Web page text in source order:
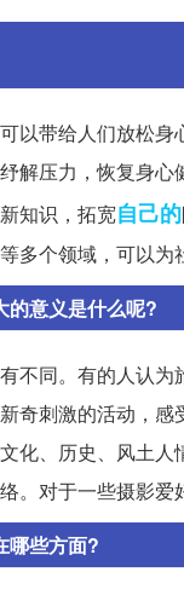
以带给人们放松
解压力，恢复身
知识，拓宽自己的
多个领域，可以为
的意义是什么呢?
不同。有的人认
奇刺激的活动，
化、历史、风土
。对于一些摄影
哪些方面?